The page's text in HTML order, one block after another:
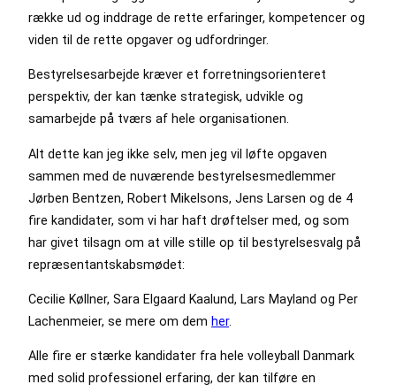
række ud og inddrage de rette erfaringer, kompetencer og
viden til de rette opgaver og udfordringer.
Bestyrelsesarbejde kræver et forretningsorienteret
perspektiv, der kan tænke strategisk, udvikle og
samarbejde på tværs af hele organisationen.
Alt dette kan jeg ikke selv, men jeg vil løfte opgaven
sammen med de nuværende bestyrelsesmedlemmer
Jørben Bentzen, Robert Mikelsons, Jens Larsen og de 4
fire kandidater, som vi har haft drøftelser med, og som
har givet tilsagn om at ville stille op til bestyrelsesvalg på
repræsentantskabsmødet:
Cecilie Køllner, Sara Elgaard Kaalund, Lars Mayland og Per
Lachenmeier, se mere om dem her.
Alle fire er stærke kandidater fra hele volleyball Danmark
med solid professionel erfaring, der kan tilføre en